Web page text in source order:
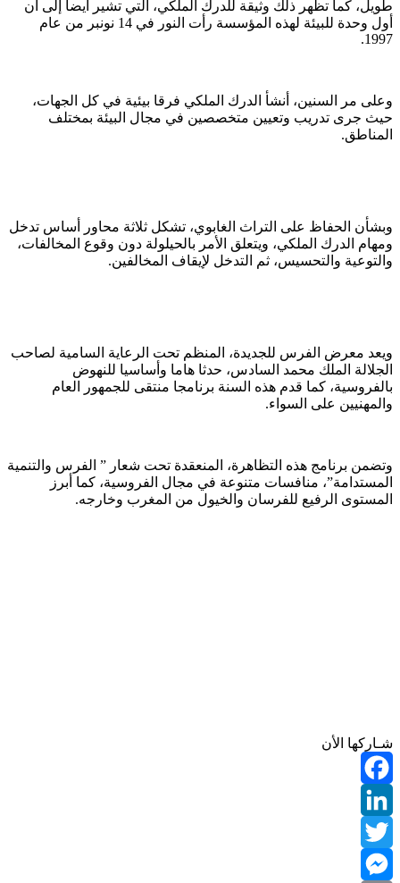
طويل، كما تظهر ذلك وثيقة للدرك الملكي، التي تشير أيضا إلى أن
أول وحدة للبيئة لهذه المؤسسة رأت النور في 14 نونبر من عام
1997.
وعلى مر السنين، أنشأ الدرك الملكي فرقا بيئية في كل الجهات،
حيث جرى تدريب وتعيين متخصصين في مجال البيئة بمختلف
المناطق.
وبشأن الحفاظ على التراث الغابوي، تشكل ثلاثة محاور أساس تدخل
ومهام الدرك الملكي، ويتعلق الأمر بالحيلولة دون وقوع المخالفات،
والتوعية والتحسيس، ثم التدخل لإيقاف المخالفين.
ويعد معرض الفرس للجديدة، المنظم تحت الرعاية السامية لصاحب
الجلالة الملك محمد السادس، حدثا هاما وأساسيا للنهوض
بالفروسية، كما قدم هذه السنة برنامجا منتقى للجمهور العام
والمهنيين على السواء.
وتضمن برنامج هذه التظاهرة، المنعقدة تحت شعار ” الفرس والتنمية
المستدامة”، منافسات متنوعة في مجال الفروسية، كما أبرز
المستوى الرفيع للفرسان والخيول من المغرب وخارجه.
شـاركها الأن
Facebook
LinkedIn
Twitter